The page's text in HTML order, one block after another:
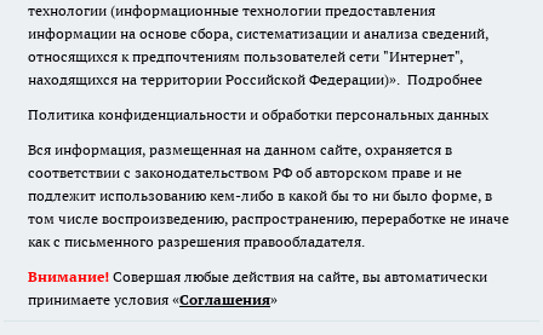
технологии (информационные технологии предоставления
информации на основе сбора, систематизации и анализа сведений,
относящихся к предпочтениям пользователей сети "Интернет",
находящихся на территории Российской Федерации)». Подробнее
Политика конфиденциальности и обработки персональных данных
Вся информация, размещенная на данном сайте, охраняется в
соответствии с законодательством РФ об авторском праве и не
подлежит использованию кем-либо в какой бы то ни было форме, в
том числе воспроизведению, распространению, переработке не иначе
как с письменного разрешения правообладателя.
Внимание! Совершая любые действия на сайте, вы автоматически
принимаете условия «Cоглашения»